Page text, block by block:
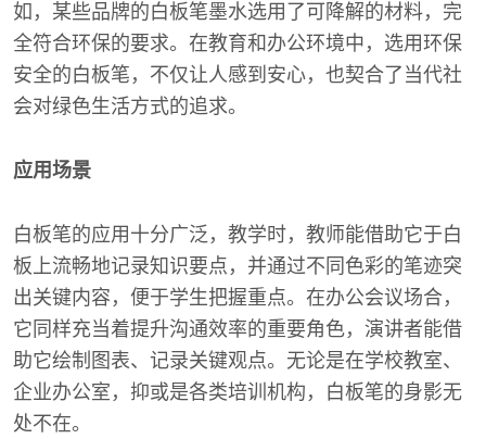
如，某些品牌的白板笔墨水选用了可降解的材料，完
全符合环保的要求。在教育和办公环境中，选用环保
安全的白板笔，不仅让人感到安心，也契合了当代社
会对绿色生活方式的追求。
应用场景
白板笔的应用十分广泛，教学时，教师能借助它于白
板上流畅地记录知识要点，并通过不同色彩的笔迹突
出关键内容，便于学生把握重点。在办公会议场合，
它同样充当着提升沟通效率的重要角色，演讲者能借
助它绘制图表、记录关键观点。无论是在学校教室、
企业办公室，抑或是各类培训机构，白板笔的身影无
处不在。